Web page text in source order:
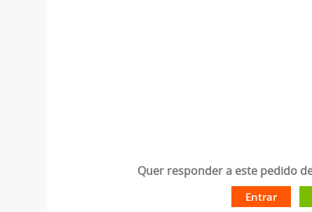
Quer responder a este pedido
Entrar